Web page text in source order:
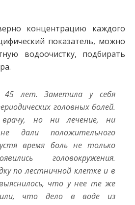
концентрацию каждого
показатель, можно
водоочистку, подбирать
лет. Заметила у себя
головных болей.
но ни лечение, ни
не дали положительного
время боль не только
головокружения.
по лестничной клетке и в
что у нее те же
что дело в воде из